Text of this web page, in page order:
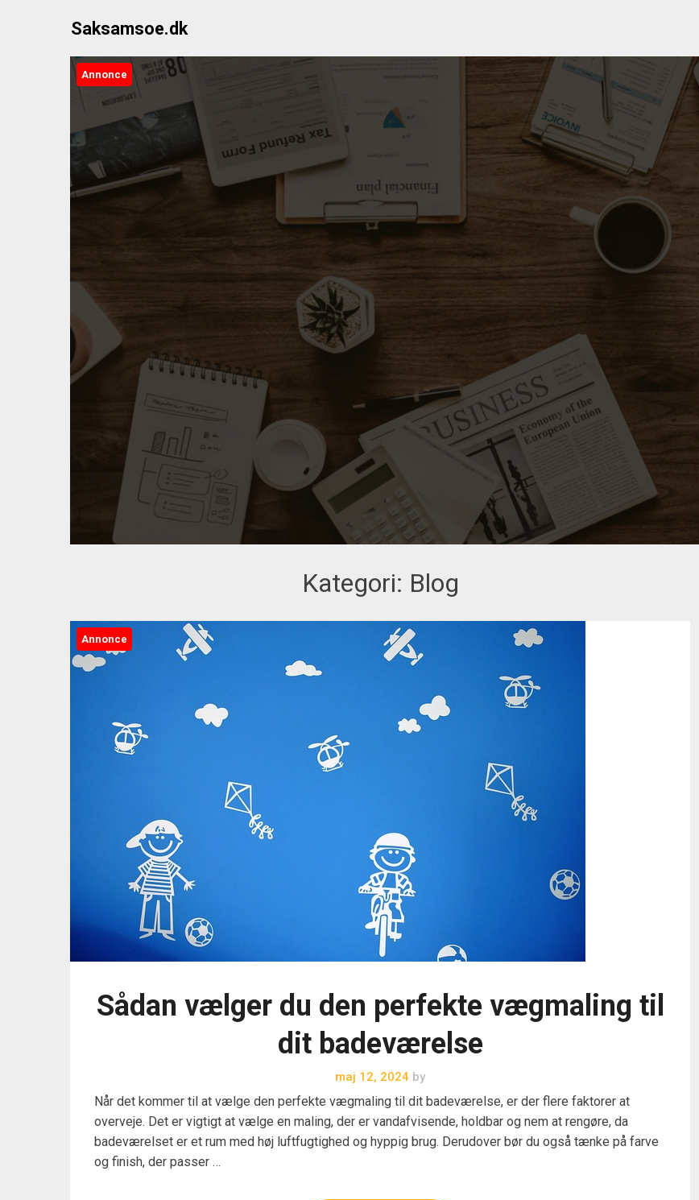
Saksamsoe.dk
Saksamsoe.dk
Annonce
Kategori: Blog
Annonce
Sådan vælger du den perfekte vægmaling til
dit badeværelse
maj 12, 2024 by
Når det kommer til at vælge den perfekte vægmaling til dit badeværelse, er der flere faktorer at
overveje. Det er vigtigt at vælge en maling, der er vandafvisende, holdbar og nem at rengøre, da
badeværelset er et rum med høj luftfugtighed og hyppig brug. Derudover bør du også tænke på farve
og finish, der passer …